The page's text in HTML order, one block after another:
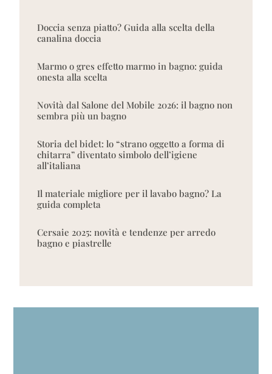
Doccia senza piatto? Guida alla scelta della
canalina doccia
Marmo o gres effetto marmo in bagno: guida
onesta alla scelta
Novità dal Salone del Mobile 2026: il bagno non
sembra più un bagno
Storia del bidet: lo “strano oggetto a forma di
chitarra” diventato simbolo dell’igiene
all’italiana
Il materiale migliore per il lavabo bagno? La
guida completa
Cersaie 2025: novità e tendenze per arredo
bagno e piastrelle